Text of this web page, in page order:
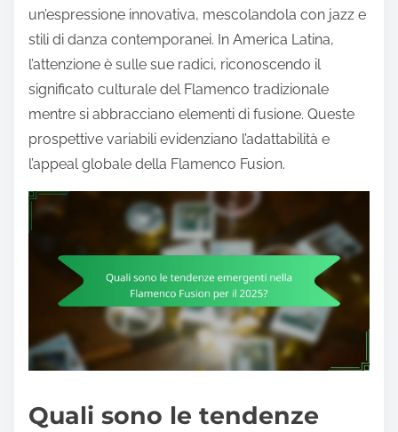
un’espressione innovativa, mescolandola con jazz e
stili di danza contemporanei. In America Latina,
l’attenzione è sulle sue radici, riconoscendo il
significato culturale del Flamenco tradizionale
mentre si abbracciano elementi di fusione. Queste
prospettive variabili evidenziano l’adattabilità e
l’appeal globale della Flamenco Fusion.
Quali sono le tendenze